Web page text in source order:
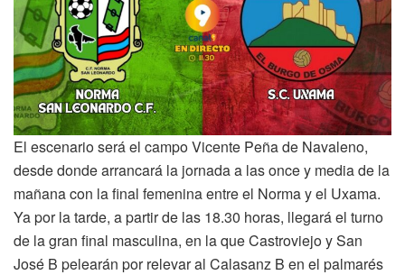
El escenario será el campo Vicente Peña de Navaleno,
desde donde arrancará la jornada a las once y media de la
mañana con la final femenina entre el Norma y el Uxama.
Ya por la tarde, a partir de las 18.30 horas, llegará el turno
de la gran final masculina, en la que Castroviejo y San
José B pelearán por relevar al Calasanz B en el palmarés